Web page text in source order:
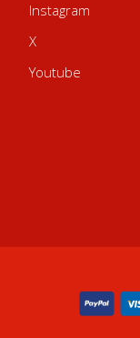
Instagram
X
Youtube